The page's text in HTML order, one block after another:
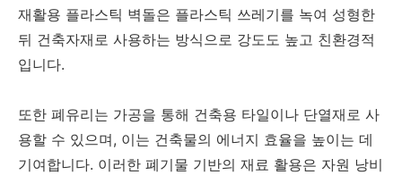
재활용 플라스틱 벽돌은 플라스틱 쓰레기를 녹여 성형한
뒤 건축자재로 사용하는 방식으로 강도도 높고 친환경적
입니다.
또한 폐유리는 가공을 통해 건축용 타일이나 단열재로 사
용할 수 있으며, 이는 건축물의 에너지 효율을 높이는 데
기여합니다. 이러한 폐기물 기반의 재료 활용은 자원 낭비